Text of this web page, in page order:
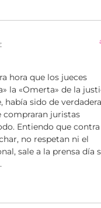
hora que los jueces
la «Omerta» de la
había sido de verdadera
compraran juristas
Entiendo que
no respetan ni el
sale a la prensa día